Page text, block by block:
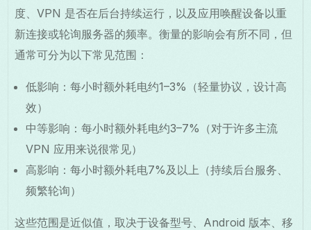
度、VPN 是否在后台持续运行，以及应用唤醒设备以重
新连接或轮询服务器的频率。衡量的影响会有所不同，但
通常可分为以下常见范围：
低影响：每小时额外耗电约1–3%（轻量协议，设计高
效）
中等影响：每小时额外耗电约3–7%（对于许多主流
VPN 应用来说很常见）
高影响：每小时额外耗电7%及以上（持续后台服务、
频繁轮询）
这些范围是近似值，取决于设备型号、Android 版本、移